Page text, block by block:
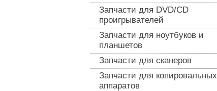
Запчасти для DVD/CD
проигрывателей
Запчасти для ноутбуков и
планшетов
Запчасти для сканеров
Запчасти для копировальных
аппаратов